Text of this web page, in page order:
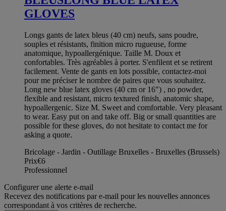
GLOVES
Longs gants de latex bleus (40 cm) neufs, sans poudre,
souples et résistants, finition micro rugueuse, forme
anatomique, hypoallergénique. Taille M. Doux et
confortables. Très agréables à porter. S'enfilent et se retirent
facilement. Vente de gants en lots possible, contactez-moi
pour me préciser le nombre de paires que vous souhaitez.
Long new blue latex gloves (40 cm or 16") , no powder,
flexible and resistant, micro textured finish, anatomic shape,
hypoallergenic. Size M. Sweet and comfortable. Very pleasant
to wear. Easy put on and take off. Big or small quantities are
possible for these gloves, do not hesitate to contact me for
asking a quote.
Bricolage - Jardin - Outillage Bruxelles - Bruxelles (Brussels)
Prix€6
Professionnel
Configurer une alerte e-mail
Recevez des notifications par e-mail pour les nouvelles annonces
correspondant à vos critères de recherche.